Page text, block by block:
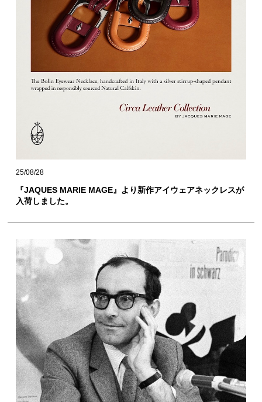
25/08/28
『JAQUES MARIE MAGE』より新作アイウェアネックレスが
入荷しました。